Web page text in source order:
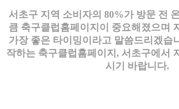
서초구 지역 소비자의 80%가 방문 전
큼 축구클럽홈페이지이 중요해졌으며
가장 좋은 타이밍이라고 말씀드리겠습
작하는 축구클럽홈페이지, 서초구에서
시기 바랍니다.